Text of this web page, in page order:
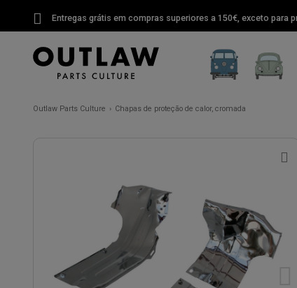
Entregas grátis em compras superiores a 150€, exceto para
Outlaw Parts Culture Chapas de proteção de calor, cromada